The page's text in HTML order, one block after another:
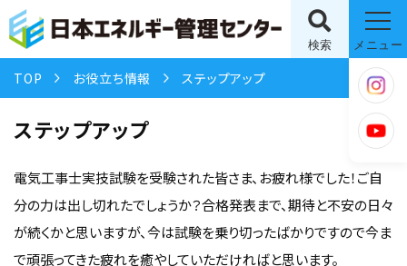
検索 メニュー
TOP お役立ち情報 ステップアップ
ステップアップ
電気工事士実技試験を受験された皆さま、お疲れ様でした！ご自
分の力は出し切れたでしょうか？合格発表まで、期待と不安の日々
が続くかと思いますが、今は試験を乗り切ったばかりですので今ま
で頑張ってきた疲れを癒やしていただければと思います。